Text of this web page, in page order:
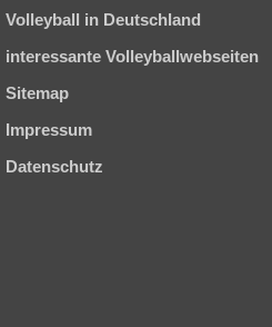
Volleyball in Deutschland
interessante Volleyballwebseiten
Sitemap
Impressum
Datenschutz